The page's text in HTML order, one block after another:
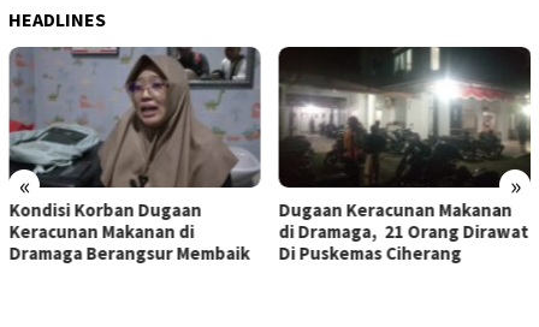
HEADLINES
« »
‎Kondisi Korban Dugaan
Keracunan Makanan di
Dramaga Berangsur Membaik ‎
‎Dugaan Keracunan Makanan
di Dramaga, 21 Orang Dirawat
Di Puskemas Ciherang ‎